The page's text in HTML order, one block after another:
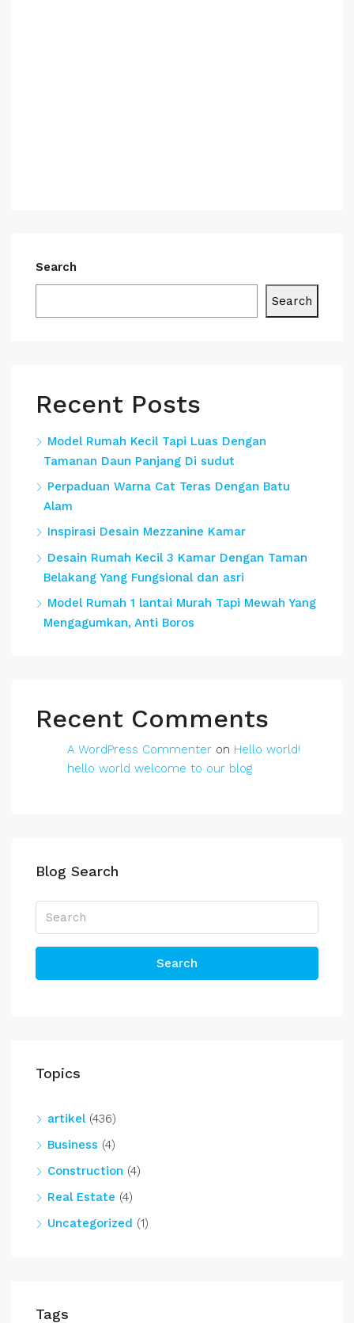
Search
Search
Recent Posts
Model Rumah Kecil Tapi Luas Dengan
Tamanan Daun Panjang Di sudut
Perpaduan Warna Cat Teras Dengan Batu
Alam
Inspirasi Desain Mezzanine Kamar
Desain Rumah Kecil 3 Kamar Dengan Taman
Belakang Yang Fungsional dan asri
Model Rumah 1 lantai Murah Tapi Mewah Yang
Mengagumkan, Anti Boros
Recent Comments
A WordPress Commenter on Hello world!
hello world welcome to our blog
Blog Search
Search
Topics
artikel(436)
Business (4)
Construction (4)
Real Estate (4)
Uncategorized (1)
Tags